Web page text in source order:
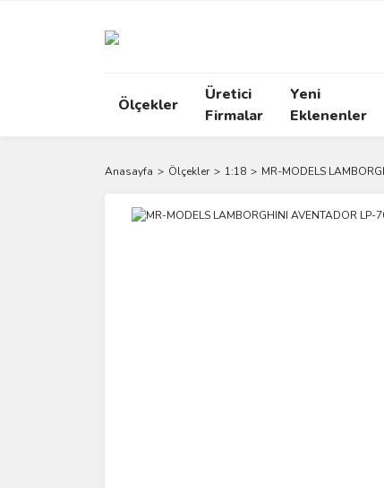
Ölçekler
Üretici
Firmalar
Yeni
Eklenenler
Anasayfa Ölçekler 1:18 MR-MODELS